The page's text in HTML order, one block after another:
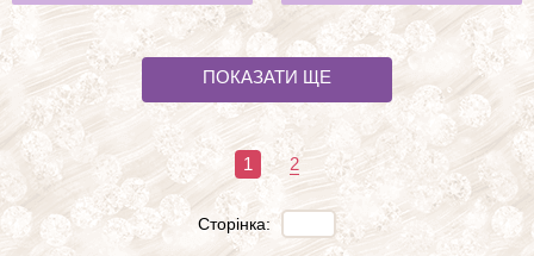
ПОКАЗАТИ ЩЕ
1 2
Сторінка: